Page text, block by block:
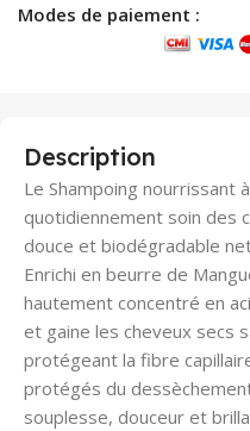
Modes de paiement :
Description
Le Shampoing nourrissant
quotidiennement soin des
douce et biodégradable
Enrichi en beurre de
hautement concentré en
et gaine les cheveux secs
protégeant la fibre
protégés du
souplesse, douceur et